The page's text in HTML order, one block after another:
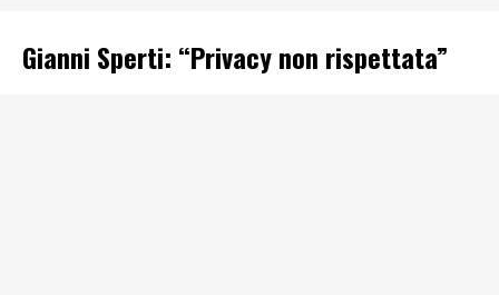
Gianni Sperti: “Privacy non rispettata”